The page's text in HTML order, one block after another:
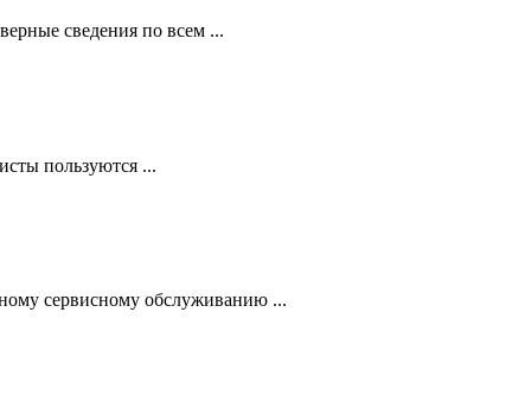
сведения по всем ...
пользуются ...
сервисному обслуживанию ...